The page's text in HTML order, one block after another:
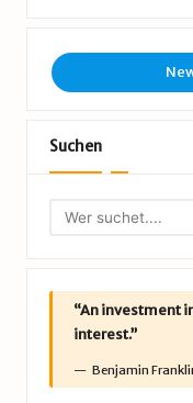
Suchen
“An investment
interest.”
Benjamin